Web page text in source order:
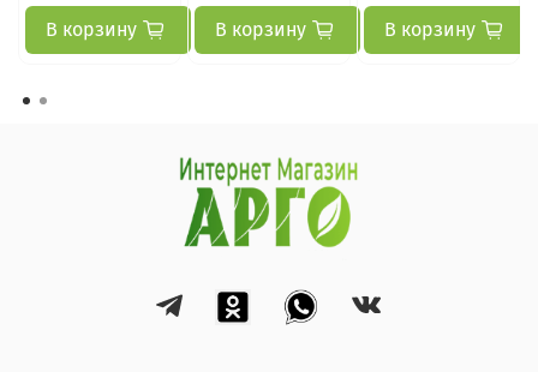
В корзину В корзину В корзину